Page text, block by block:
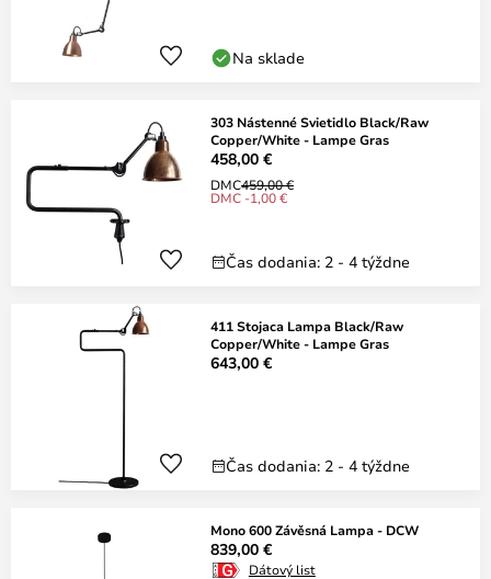
Na sklade
303 Nástenné Svietidlo Black/Raw
Copper/White - Lampe Gras
458,00 €
DMC459,00 €
DMC -1,00 €
Čas dodania: 2 - 4 týždne
411 Stojaca Lampa Black/Raw
Copper/White - Lampe Gras
643,00 €
Čas dodania: 2 - 4 týždne
Mono 600 Závěsná Lampa - DCW
839,00 €
Dátový list